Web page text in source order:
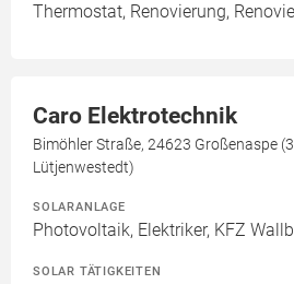
Thermostat, Renovierung,
Caro Elektrotechnik
Bimöhler Straße, 24623 Großenaspe
Lütjenwestedt)
SOLARANLAGE
Photovoltaik, Elektriker, KFZ
SOLAR TÄTIGKEITEN